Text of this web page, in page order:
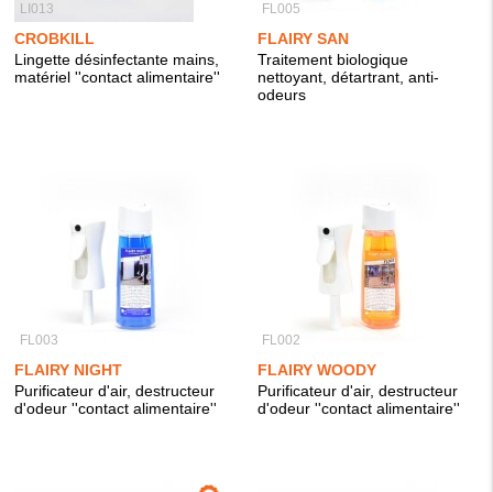
LI013
CROBKILL
Lingette désinfectante mains,
matériel ''contact alimentaire''
FL005
FLAIRY SAN
Traitement biologique
nettoyant, détartrant, anti-
odeurs
FL003
FLAIRY NIGHT
Purificateur d'air, destructeur
d'odeur ''contact alimentaire''
FL002
FLAIRY WOODY
Purificateur d'air, destructeur
d'odeur ''contact alimentaire''